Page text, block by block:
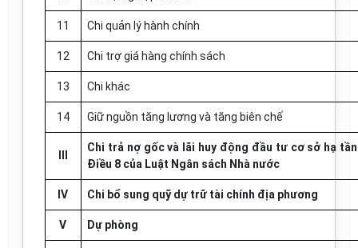
11 Chi quản lý hành chính
12 Chi trợ giá hàng chính sách
13 Chi khác
14 Giữ nguồn tăng lương và tăng biên chế
Chi trả nợ gốc và lãi huy động đầu tư cơ sở hạ
Điều 8 của Luật Ngân sách Nhà nước
IV Chi bổ sung quỹ dự trữ tài chính địa phương
V Dự phòng